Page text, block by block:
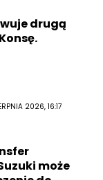
drugą
2026, 16:17
może